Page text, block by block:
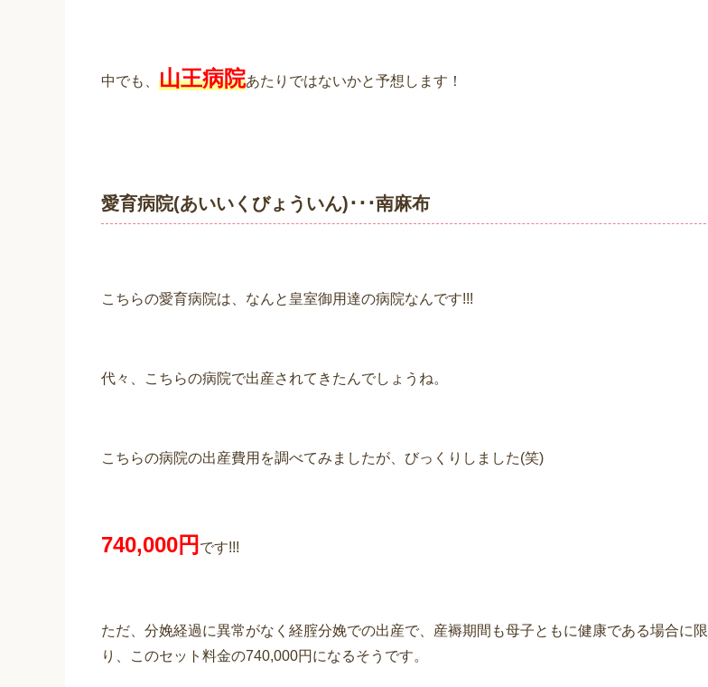
中でも、 山王病院あたりではないかと予想します！
愛育病院(あいいくびょういん)･･･南麻布
こちらの愛育病院は、なんと皇室御用達の病院なんです!!!
代々、こちらの病院で出産されてきたんでしょうね。
こちらの病院の出産費用を調べてみましたが、びっくりしました(笑)
740,000円 です!!!
ただ、分娩経過に異常がなく経腟分娩での出産で、産褥期間も母子ともに健康である場合に限
り、このセット料金の740,000円になるそうです。